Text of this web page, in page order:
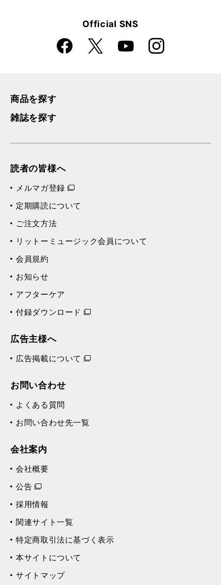
Official SNS
Faceboo
k
X YouTube Instagra
m
商品を探す
雑誌を探す
読者の皆様へ
メルマガ登録
定期購読について
ご注文方法
リットーミュージック会員について
会員規約
お知らせ
アフターケア
付録ダウンロード
広告主様へ
広告掲載について
お問い合わせ
よくある質問
お問い合わせ先一覧
会社案内
会社概要
公告
採用情報
関連サイト一覧
特定商取引法に基づく表示
本サイトについて
サイトマップ